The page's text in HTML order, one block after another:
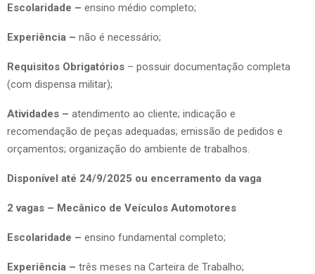
Escolaridade – ensino médio completo;
Experiência – não é necessário;
Requisitos Obrigatórios – possuir documentação completa
(com dispensa militar);
Atividades – atendimento ao cliente; indicação e
recomendação de peças adequadas; emissão de pedidos e
orçamentos; organização do ambiente de trabalhos.
Disponível até 24/9/2025 ou encerramento da vaga
2 vagas – Mecânico de Veículos Automotores
Escolaridade – ensino fundamental completo;
Experiência – três meses na Carteira de Trabalho;